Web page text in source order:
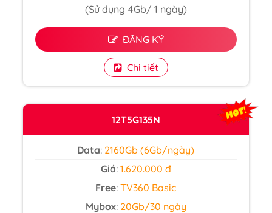
(Sử dụng 4Gb/ 1 ngày)
ĐĂNG KÝ
Chi tiết
12T5G135N
Data: 2160Gb (6Gb/ngày)
Giá: 1.620.000 đ
Free:TV360 Basic
Mybox: 20Gb/30 ngày